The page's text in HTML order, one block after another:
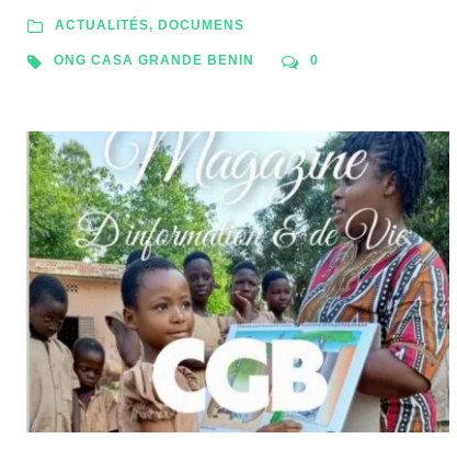
ACTUALITÉS, DOCUMENS
ONG CASA GRANDE BENIN 0